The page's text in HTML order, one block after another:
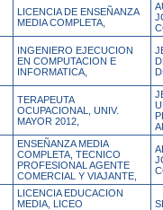
LICENCIA DE ENSEÑANZA
MEDIA COMPLETA,
INGENIERO EJECUCION
EN COMPUTACION E
INFORMATICA,
TERAPEUTA
OCUPACIONAL, UNIV.
MAYOR 2012,
ENSEÑANZA MEDIA
COMPLETA, TECNICO
PROFESIONAL AGENTE
COMERCIAL Y VIAJANTE,
LICENCIA EDUCACION
MEDIA, LICEO